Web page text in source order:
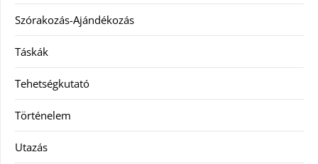
Szórakozás-Ajándékozás
Táskák
Tehetségkutató
Történelem
Utazás